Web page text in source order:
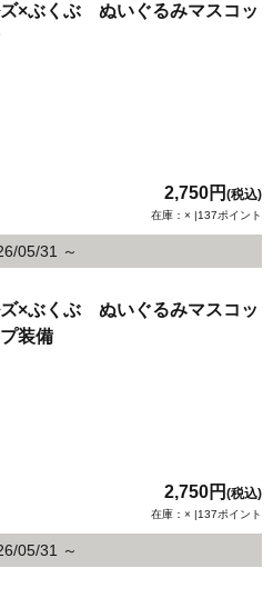
×ぶくぶ ぬいぐるみマスコッ
2,750円 (税込)
在庫：× |137ポイント
05/31 ～
×ぶくぶ ぬいぐるみマスコッ
装備
2,750円 (税込)
在庫：× |137ポイント
05/31 ～